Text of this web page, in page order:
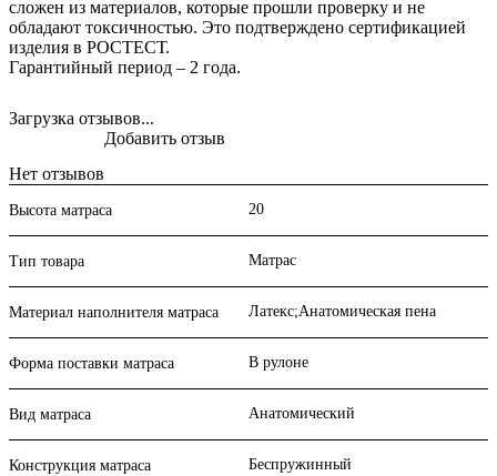
сложен из материалов, которые прошли проверку и не
обладают токсичностью. Это подтверждено сертификацией
изделия в РОСТЕСТ.
Гарантийный период – 2 года.
Загрузка отзывов...
Нет отзывов
Добавить отзыв
Высота матраса 20
Тип товара Матрас
Материал наполнителя матраса Латекс;Анатомическая пена
Форма поставки матраса В рулоне
Вид матраса Анатомический
Конструкция матраса Беспружинный